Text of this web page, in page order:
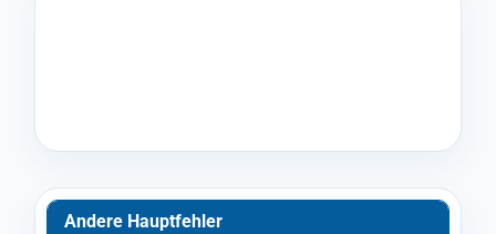
Andere Hauptfehler